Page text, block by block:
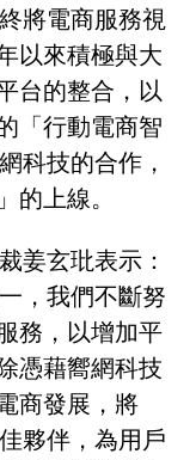
將電商服務視
以來積極與大
台的整合，以
「行動電商智
科技的合作，
的上線。
姜玄玭表示：
，我們不斷努
務，以增加平
憑藉嚮網科技
商發展，將
夥伴，為用戶